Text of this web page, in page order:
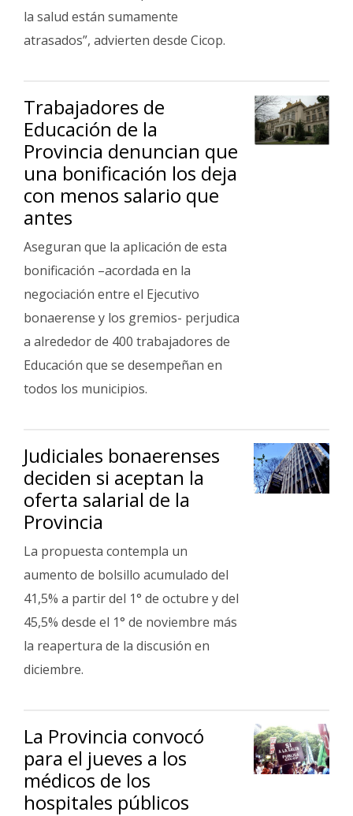
la salud están sumamente
atrasados”, advierten desde Cicop.
Trabajadores de
Educación de la
Provincia denuncian que
una bonificación los deja
con menos salario que
antes
Aseguran que la aplicación de esta
bonificación –acordada en la
negociación entre el Ejecutivo
bonaerense y los gremios- perjudica
a alrededor de 400 trabajadores de
Educación que se desempeñan en
todos los municipios.
Judiciales bonaerenses
deciden si aceptan la
oferta salarial de la
Provincia
La propuesta contempla un
aumento de bolsillo acumulado del
41,5% a partir del 1° de octubre y del
45,5% desde el 1° de noviembre más
la reapertura de la discusión en
diciembre.
La Provincia convocó
para el jueves a los
médicos de los
hospitales públicos